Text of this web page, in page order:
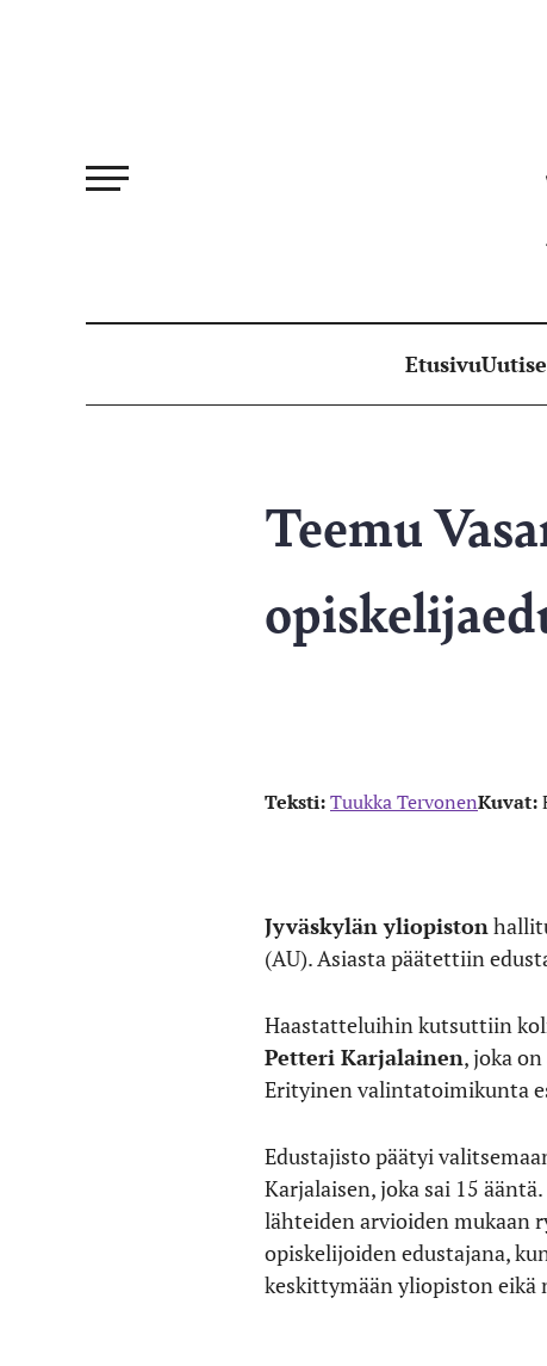
Etusivu
Teemu
Teksti:Tuukka TervonenKuvat:
Jyväskylän yliopiston
(AU). Asiasta päätettiin
Haastatteluihin kutsuttiin
Petteri Karjalainen, joka
Erityinen valintatoimikunta
Edustajisto päätyi
Karjalaisen, joka sai 15
lähteiden arvioiden mukaan
opiskelijoiden edustajana,
keskittymään yliopiston eikä